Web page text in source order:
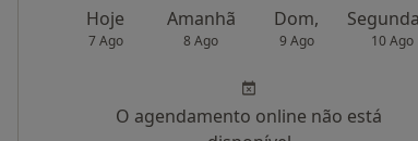
Hoje
7 Ago
Amanhã
8 Ago
Dom,
9 Ago 10 Ago
O agendamento online não está